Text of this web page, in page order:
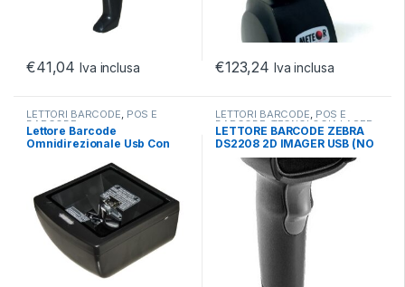
€41,04 Iva inclusa €123,24 Iva inclusa
LETTORI BARCODE, POS E
BARCODE
Lettore Barcode
Omnidirezionale Usb Con
LETTORI BARCODE, POS E
BARCODE, TECNOLOGIA LASER
LETTORE BARCODE ZEBRA
DS2208 2D IMAGER USB (NO
CAVO NO STAND)